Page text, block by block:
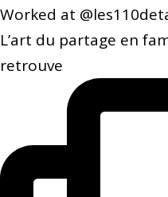
Worked at
L’art du partage en
retrouve